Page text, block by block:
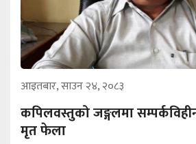
आइतबार, साउन २४, २०८३
कपिलवस्तुको जङ्गलमा
मृत फेला